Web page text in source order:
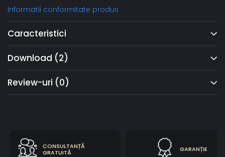
Informatii conformitate produs
Caracteristici
Download (2)
Review-uri (0)
CONSULTANȚĂ
GRATUITĂ
GARANȚIE